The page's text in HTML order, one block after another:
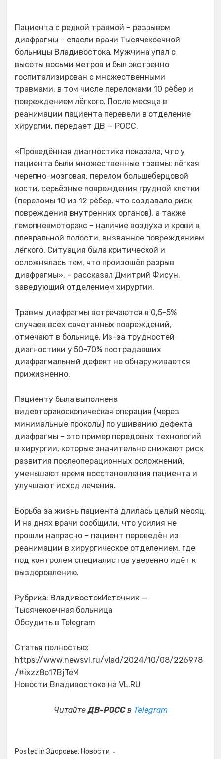
Пациента с редкой травмой – разрывом
диафрагмы – спасли врачи Тысячекоечной
больницы Владивостока. Мужчина упал с
высоты восьми метров и был экстренно
госпитализирован с множественными
травмами, в том числе переломами 10 рёбер и
повреждением лёгкого. После месяца в
реанимации пациента перевели в отделение
хирургии, передает ДВ — РОСС.
«Проведённая диагностика показала, что у
пациента были множественные травмы: лёгкая
черепно-мозговая, перелом большеберцовой
кости, серьёзные повреждения грудной клетки
(переломы 10 из 12 рёбер, что создавало риск
повреждения внутренних органов), а также
гемопневмоторакс – наличие воздуха и крови в
плевральной полости, вызванное повреждением
лёгкого. Ситуация была критической и
осложнялась тем, что произошёл разрыв
диафрагмы», – рассказал Дмитрий Фисун,
заведующий отделением хирургии.
Травмы диафрагмы встречаются в 0,5-5%
случаев всех сочетанных повреждений,
отмечают в больнице. Из-за трудностей
диагностики у 50-70% пострадавших
диафрагмальный дефект не обнаруживается
прижизненно.
Пациенту была выполнена
видеоторакоскопическая операция (через
минимальные проколы) по ушиванию дефекта
диафрагмы – это пример передовых технологий
в хирургии, которые значительно снижают риск
развития послеоперационных осложнений,
уменьшают время восстановления пациента и
улучшают исход лечения.
Борьба за жизнь пациента длилась целый месяц.
И на днях врачи сообщили, что усилия не
прошли напрасно – пациент переведён из
реанимации в хирургическое отделением, где
под контролем специалистов уверенно идёт к
выздоровлению.
Рубрика: ВладивостокИсточник —
Тысячекоечная больница
Обсудить в Telegram
Статья полностью:
https://www.newsvl.ru/vlad/2024/10/08/226978
/#ixzz8o17BjTeM
Новости Владивостока на VL.RU
ЧитайтеДВ-РОССв Telegram
Posted inЗдоровье, Новости